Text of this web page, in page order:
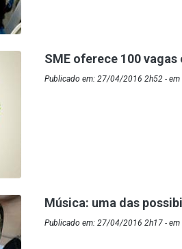
SME oferece 100
Publicado em: 27/04/2016 2h52 - em
Música: uma das
Publicado em: 27/04/2016 2h17 - em